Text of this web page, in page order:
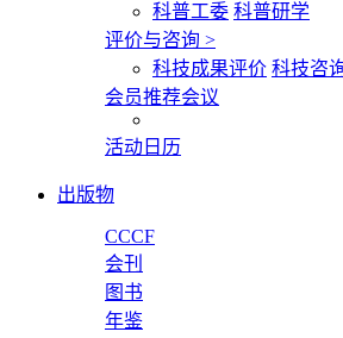
科普工委 科普研学
评价与咨询 >
科技成果评价 科技咨
会员推荐会议
活动日历
出版物
CCCF
会刊
图书
年鉴